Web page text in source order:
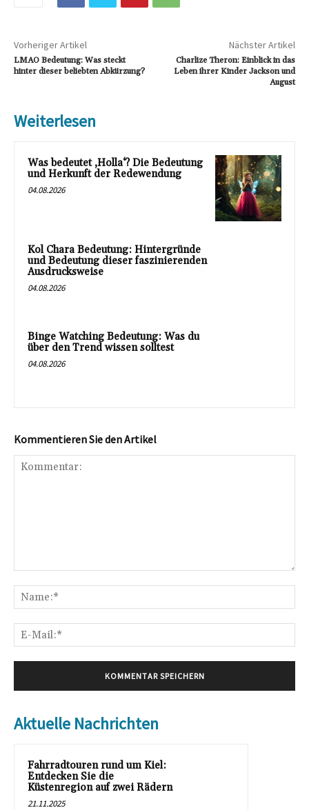
Vorheriger Artikel
LMAO Bedeutung: Was steckt
hinter dieser beliebten Abkürzung?
Nächster Artikel
Charlize Theron: Einblick in das
Leben ihrer Kinder Jackson und
August
Weiterlesen
Was bedeutet ‚Holla‘? Die Bedeutung
und Herkunft der Redewendung
04.08.2026
Kol Chara Bedeutung: Hintergründe
und Bedeutung dieser faszinierenden
Ausdrucksweise
04.08.2026
Binge Watching Bedeutung: Was du
über den Trend wissen solltest
04.08.2026
Kommentieren Sie den Artikel
Aktuelle Nachrichten
Fahrradtouren rund um Kiel:
Entdecken Sie die
Küstenregion auf zwei Rädern
21.11.2025